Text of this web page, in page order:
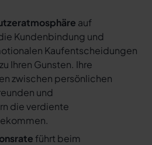
auf
Kundenbindung und
Kaufentscheidungen
Ihren Gunsten. Ihre
zwischen persönlichen
und
die verdiente
führt beim